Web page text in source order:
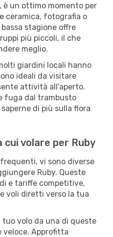
è un ottimo momento per
ceramica, fotografia o
stagione offre
più piccoli, il che
meglio.
giardini locali hanno
ideali da visitare
attività all'aperto.
fuga dal trambusto
di più sulla flora
volare per Ruby
vi sono diverse
Ruby. Queste
e tariffe competitive,
voli diretti verso la tua
tuo volo da una di queste
veloce. Approfitta